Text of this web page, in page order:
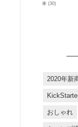
車 (30)
2020年新
おしゃれ